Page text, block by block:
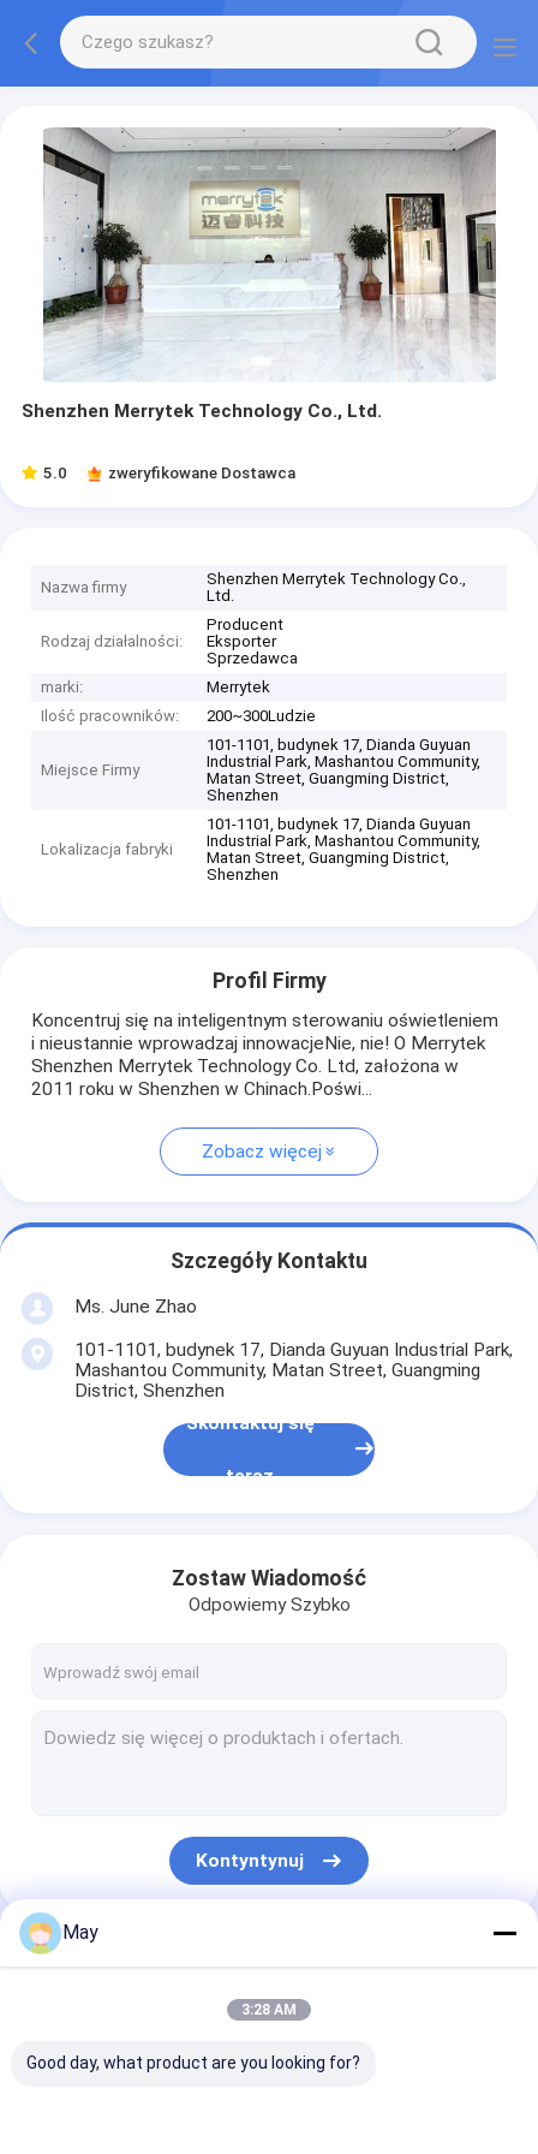
Shenzhen Merrytek Technology Co., Ltd.
5.0 zweryfikowane Dostawca
Nazwa firmy
Shenzhen Merrytek Technology Co.,
Ltd.
Rodzaj działalności:
Producent
Eksporter
Sprzedawca
marki:
Merrytek
Ilość pracowników:
200~300Ludzie
Miejsce Firmy
101-1101, budynek 17, Dianda Guyuan
Industrial Park, Mashantou Community,
Matan Street, Guangming District,
Shenzhen
Lokalizacja fabryki
101-1101, budynek 17, Dianda Guyuan
Industrial Park, Mashantou Community,
Matan Street, Guangming District,
Shenzhen
Profil Firmy
Koncentruj się na inteligentnym sterowaniu oświetleniem
i nieustannie wprowadzaj innowacjeNie, nie! O Merrytek
Shenzhen Merrytek Technology Co. Ltd, założona w
2011 roku w Shenzhen w Chinach.Poświ...
Zobacz więcej
Szczegóły Kontaktu
Ms. June Zhao
101-1101, budynek 17, Dianda Guyuan Industrial Park,
Mashantou Community, Matan Street, Guangming
District, Shenzhen
Skontaktuj się
teraz
Zostaw Wiadomość
Odpowiemy Szybko
Kontyntynuj
Nasze Kategorie
May
3:28 AM
Good day, what product are you looking for?